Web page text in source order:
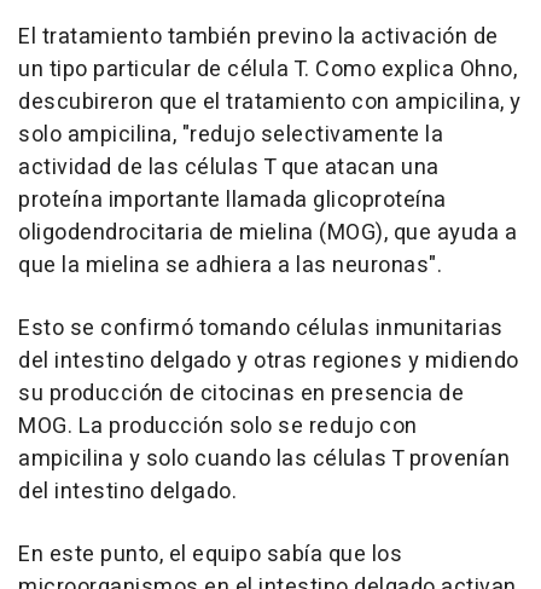
El tratamiento también previno la activación de
un tipo particular de célula T. Como explica Ohno,
descubireron que el tratamiento con ampicilina, y
solo ampicilina, "redujo selectivamente la
actividad de las células T que atacan una
proteína importante llamada glicoproteína
oligodendrocitaria de mielina (MOG), que ayuda a
que la mielina se adhiera a las neuronas".
Esto se confirmó tomando células inmunitarias
del intestino delgado y otras regiones y midiendo
su producción de citocinas en presencia de
MOG. La producción solo se redujo con
ampicilina y solo cuando las células T provenían
del intestino delgado.
En este punto, el equipo sabía que los